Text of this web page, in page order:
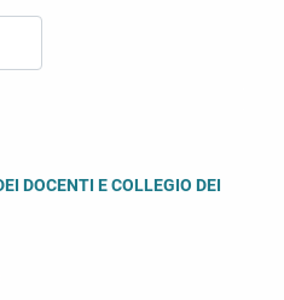
DOCENTI E COLLEGIO DEI